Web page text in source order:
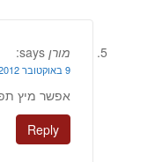
מורן says:
9 באוקטובר 2012 at 15:59
אפשר מיץ
Reply